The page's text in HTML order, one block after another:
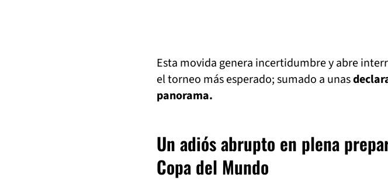
Esta movida genera incertidumbre y abre
el torneo más esperado; sumado a unas
panorama.
Un adiós abrupto en plena
Copa del Mundo